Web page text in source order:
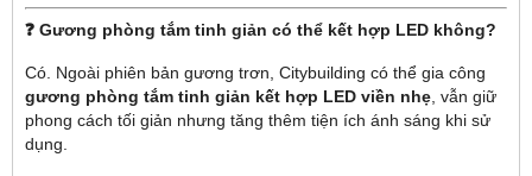
❓ Gương phòng tắm tinh giản có thể kết hợp LED không?
Có. Ngoài phiên bản gương trơn, Citybuilding có thể gia công
gương phòng tắm tinh giản kết hợp LED viền nhẹ , vẫn giữ
phong cách tối giản nhưng tăng thêm tiện ích ánh sáng khi sử
dụng.